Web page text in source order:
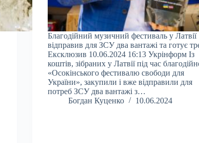
Благодійний музичний фестиваль у Латвії
відправив для ЗСУ два вантажі та готує
Ексклюзив 10.06.2024 16:13 Укрінформ Із
коштів, зібраних у Латвії під час
«Осокінського фестивалю свободи для
України», закупили і вже відправили для
потреб ЗСУ два вантажі з…
Богдан Куценко
10.06.2024